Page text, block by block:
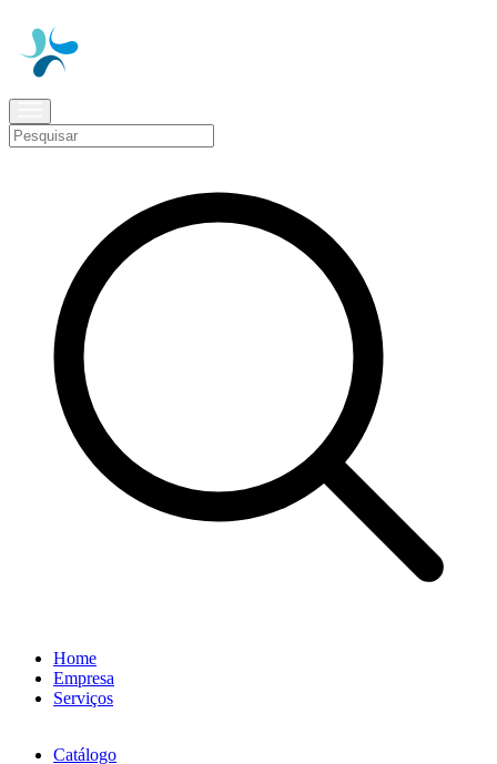
Home
Empresa
Serviços
Catálogo